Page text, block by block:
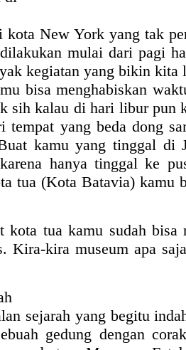
kota New York yang tak
mulai dari pagi
kegiatan yang bikin kita
bisa menghabiskan
sih kalau di hari libur pun
tempat yang beda dong
kamu yang tinggal di
hanya tinggal ke
tua (Kota Batavia) kamu
tua kamu sudah bisa
Kira-kira museum apa
sejarah yang begitu
gedung dengan